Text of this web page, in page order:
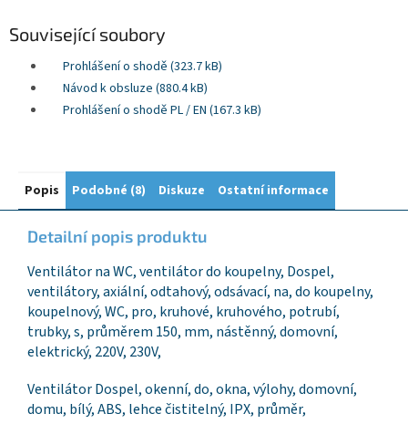
Související soubory
Prohlášení o shodě (323.7 kB)
Návod k obsluze (880.4 kB)
Prohlášení o shodě PL / EN (167.3 kB)
Popis Podobné (8) Diskuze Ostatní informace
Detailní popis produktu
Ventilátor na WC, ventilátor do koupelny, Dospel,
ventilátory, axiální, odtahový, odsávací, na, do koupelny,
koupelnový, WC, pro, kruhové, kruhového, potrubí,
trubky, s, průměrem 150, mm, nástěnný, domovní,
elektrický, 220V, 230V,
Ventilátor Dospel, okenní, do, okna, výlohy, domovní,
domu, bílý, ABS, lehce čistitelný, IPX, průměr,